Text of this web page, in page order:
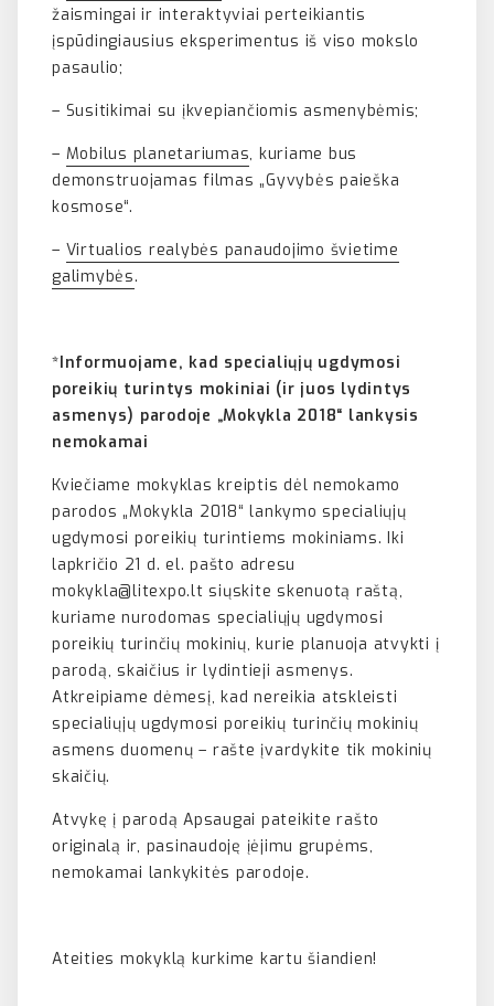
žaismingai ir interaktyviai perteikiantis
įspūdingiausius eksperimentus iš viso mokslo
pasaulio;
– Susitikimai su įkvepiančiomis asmenybėmis;
– Mobilus planetariumas, kuriame bus
demonstruojamas filmas „Gyvybės paieška
kosmose“.
– Virtualios realybės panaudojimo švietime
galimybės.
*Informuojame, kad specialiųjų ugdymosi
poreikių turintys mokiniai (ir juos lydintys
asmenys) parodoje „Mokykla 2018“ lankysis
nemokamai
Kviečiame mokyklas kreiptis dėl nemokamo
parodos „Mokykla 2018“ lankymo specialiųjų
ugdymosi poreikių turintiems mokiniams. Iki
lapkričio 21 d. el. pašto adresu
mokykla@litexpo.lt siųskite skenuotą raštą,
kuriame nurodomas specialiųjų ugdymosi
poreikių turinčių mokinių, kurie planuoja atvykti į
parodą, skaičius ir lydintieji asmenys.
Atkreipiame dėmesį, kad nereikia atskleisti
specialiųjų ugdymosi poreikių turinčių mokinių
asmens duomenų – rašte įvardykite tik mokinių
skaičių.
Atvykę į parodą Apsaugai pateikite rašto
originalą ir, pasinaudoję įėjimu grupėms,
nemokamai lankykitės parodoje.
Ateities mokyklą kurkime kartu šiandien!